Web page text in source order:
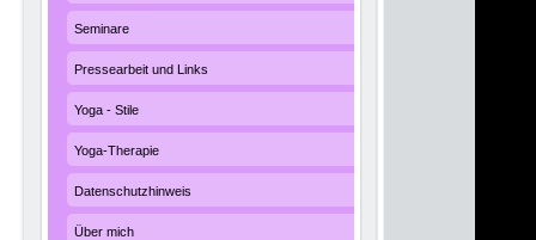
Seminare
Pressearbeit und Links
Yoga - Stile
Yoga-Therapie
Datenschutzhinweis
Über mich